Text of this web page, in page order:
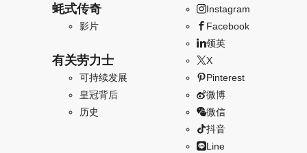
蚝式传奇
影片
有关劳力士
可持续发展
皇冠背后
历史
Instagram
Facebook
领英
X
Pinterest
微博
微信
抖音
Line